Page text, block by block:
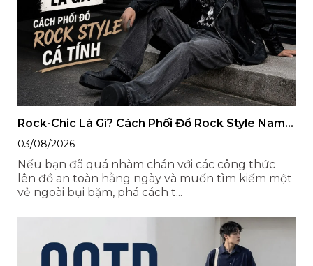
Rock-Chic Là Gì? Cách Phối Đồ Rock Style Nam
Chỉn Chu, Cá Tính
03/08/2026
Nếu bạn đã quá nhàm chán với các công thức
lên đồ an toàn hằng ngày và muốn tìm kiếm một
vẻ ngoài bụi bặm, phá cách t...